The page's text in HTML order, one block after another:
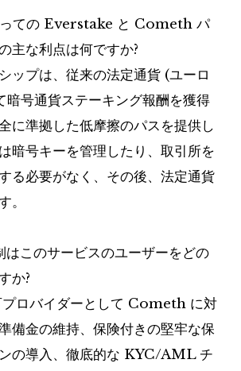
っての Everstake と Cometh パ
主な利点は何ですか?
ップは、従来の法定通貨 (ユーロ
暗号通貨ステーキング報酬を獲得
に準拠した低摩擦のパスを提供し
暗号キーを管理したり、取引所を
る必要がなく、その後、法定通貨
。
このサービスのユーザーをどの
か?
ロバイダーとして Cometh に対
備金の維持、保険付きの堅牢な保
の導入、徹底的な KYC/AML チ